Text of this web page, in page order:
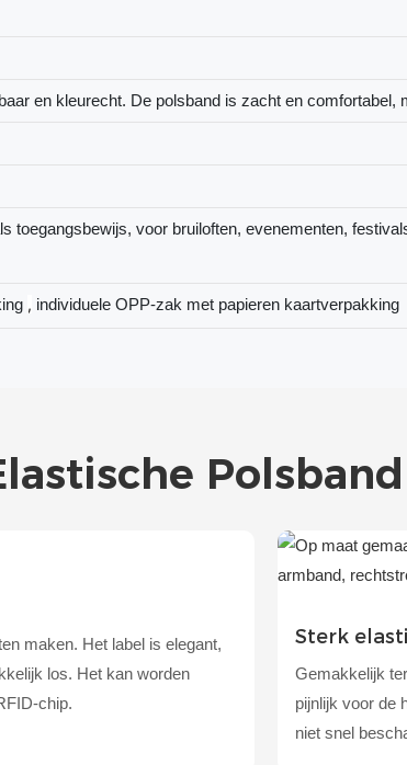
en kleurecht. De polsband is zacht en comfortabel,
toegangsbewijs, voor bruiloften, evenementen,
, individuele OPP-zak met papieren kaartverpakking
Polsband
maken. Het label is elegant,
los. Het kan worden
chip.
Sterk
Gemakkelijk
pijnlijk voor de
niet snel